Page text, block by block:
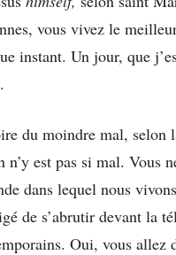
vous vivez le
instant. Un jour, que
du moindre mal,
n’y est pas si mal. Vous
dans lequel nous
de s’abrutir devant la
Oui, vous